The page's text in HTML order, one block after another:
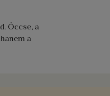
Öccse, a
a